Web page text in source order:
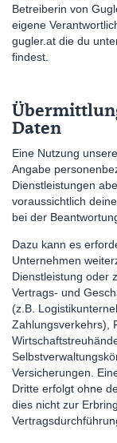
Betreiberin von
eigene
gugler.at die du
findest.
Daten
Eine Nutzung
Angabe
Dienstleistungen
voraussichtlich
bei der
Dazu kann es
Unternehmen
Dienstleistung oder
Vertrags- und
(z.B.
Zahlungsverkehrs),
Versicherungen.
Dritte erfolgt ohne
dies nicht zur